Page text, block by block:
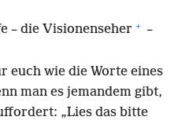
– die Visionenseher + –
euch wie die Worte eines
man es jemandem gibt,
„Lies das bitte